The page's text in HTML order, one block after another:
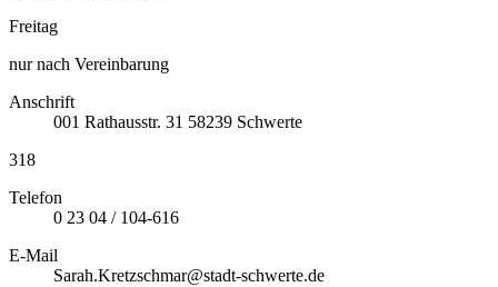
Freitag
nur nach Vereinbarung
Anschrift
001 Rathausstr. 31 58239 Schwerte
318
Telefon
0 23 04 / 104-616
E-Mail
Sarah.Kretzschmar@stadt-schwerte.de